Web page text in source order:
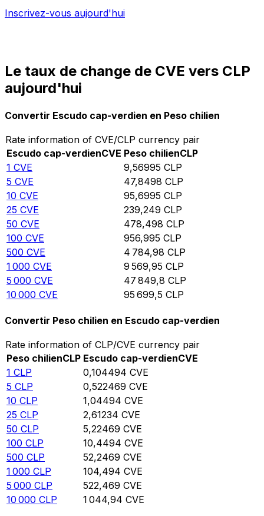
Inscrivez-vous aujourd'hui
Le taux de change de CVE vers CLP
aujourd'hui
Convertir Escudo cap-verdien en Peso chilien
Rate information of CVE/CLP currency pair
Escudo cap-verdienCVE Peso chilienCLP
1 CVE 9,56995 CLP
5 CVE 47,8498 CLP
10 CVE 95,6995 CLP
25 CVE 239,249 CLP
50 CVE 478,498 CLP
100 CVE 956,995 CLP
500 CVE 4 784,98 CLP
1 000 CVE 9 569,95 CLP
5 000 CVE 47 849,8 CLP
10 000 CVE 95 699,5 CLP
Convertir Peso chilien en Escudo cap-verdien
Rate information of CLP/CVE currency pair
Peso chilienCLP Escudo cap-verdienCVE
1 CLP 0,104494 CVE
5 CLP 0,522469 CVE
10 CLP 1,04494 CVE
25 CLP 2,61234 CVE
50 CLP 5,22469 CVE
100 CLP 10,4494 CVE
500 CLP 52,2469 CVE
1 000 CLP 104,494 CVE
5 000 CLP 522,469 CVE
10 000 CLP 1 044,94 CVE